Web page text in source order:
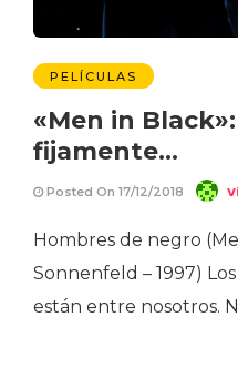
PELÍCULAS
«Men in
fijamente…
Posted On 17/12/2018
Hombres de negro
Sonnenfeld – 1997)
están entre nosotros.